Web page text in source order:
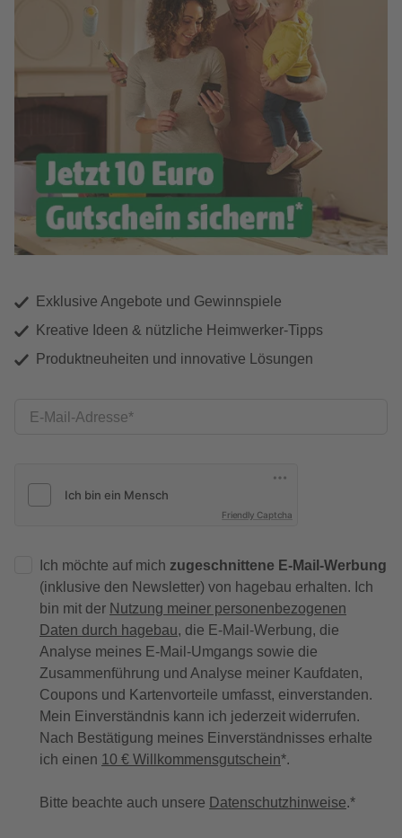
Exklusive Angebote und Gewinnspiele
Kreative Ideen & nützliche Heimwerker-Tipps
Produktneuheiten und innovative Lösungen
E-Mail-Adresse
Friendly Captcha
Ich möchte auf mich zugeschnittene E-Mail-Werbung
(inklusive den Newsletter) von hagebau erhalten. Ich
bin mit der Nutzung meiner personenbezogenen
Daten durch hagebau, die E-Mail-Werbung, die
Analyse meines E-Mail-Umgangs sowie die
Zusammenführung und Analyse meiner Kaufdaten,
Coupons und Kartenvorteile umfasst, einverstanden.
Mein Einverständnis kann ich jederzeit widerrufen.
Nach Bestätigung meines Einverständnisses erhalte
ich einen 10 € Willkommensgutschein*.
Bitte beachte auch unsere Datenschutzhinweise.